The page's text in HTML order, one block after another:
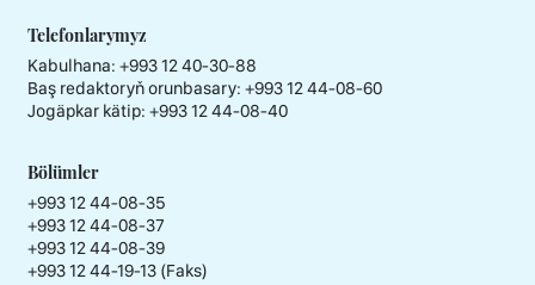
Telefonlarymyz
Kabulhana: +993 12 40-30-88
Baş redaktoryň orunbasary: +993 12 44-08-60
Jogäpkar kätip: +993 12 44-08-40
Bölümler
+993 12 44-08-35
+993 12 44-08-37
+993 12 44-08-39
+993 12 44-19-13 (Faks)